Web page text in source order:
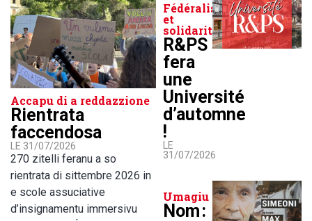
Accapu di a reddazzione
Rientrata
faccendosa
LE 31/07/2026
270 zitelli feranu a so
rientrata di sittembre 2026 in
e scole assuciative
d’insignamentu immersivu
Fédéralisme
et
solidarité
R&PS
fera
une
Université
d’automne
!
LE
31/07/2026
Umagiu
Nom :